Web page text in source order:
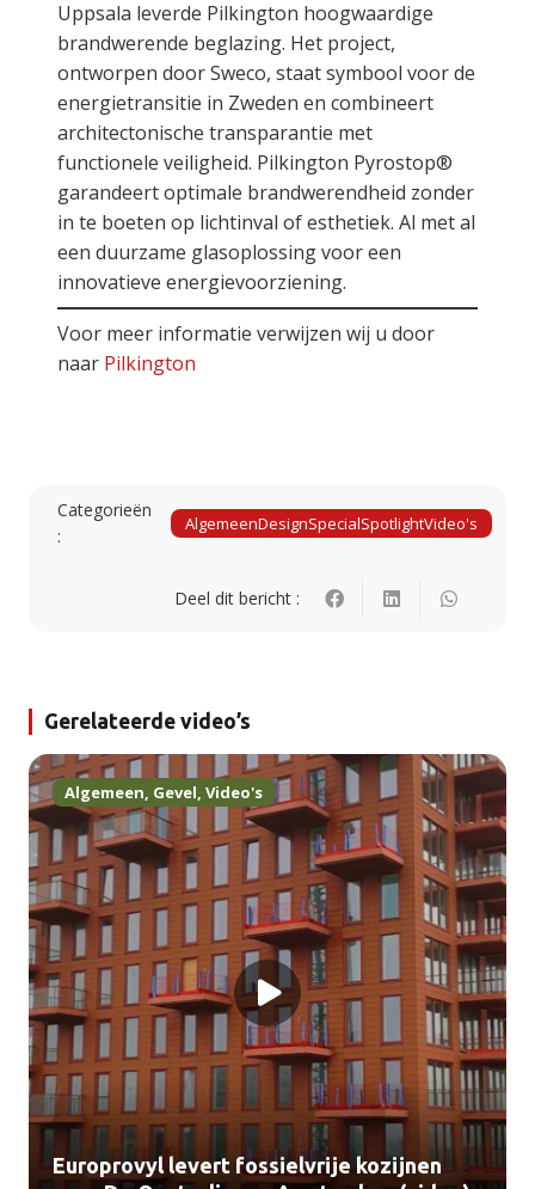
Uppsala leverde Pilkington hoogwaardige
brandwerende beglazing. Het project,
ontworpen door Sweco, staat symbool voor de
energietransitie in Zweden en combineert
architectonische transparantie met
functionele veiligheid. Pilkington Pyrostop®
garandeert optimale brandwerendheid zonder
in te boeten op lichtinval of esthetiek. Al met al
een duurzame glasoplossing voor een
innovatieve energievoorziening.
Voor meer informatie verwijzen wij u door
naar Pilkington
Categorieën
:
AlgemeenDesignSpecialSpotlightVideo's
Deel dit bericht :
Gerelateerde video’s
Algemeen, Gevel, Video's
Europrovyl levert fossielvrije kozijnen